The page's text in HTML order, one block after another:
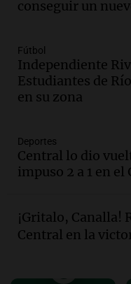
Una
Audio.Mateo,
contra el
para poder
Audio.
de julio será
en CABA
Audio. Altas
Una mañana
conseguir un
Fútbol
Independiente
Estudiantes de
en su zona
Deportes
Central lo dio
impuso 2 a 1 en
¡Gritalo, Canalla!
Central en la